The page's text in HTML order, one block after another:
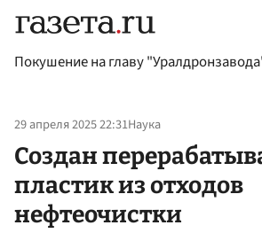
Покушение на главу
29 апреля 2025 22:31Наука
Создан
пластик из отходов
нефтеочистки